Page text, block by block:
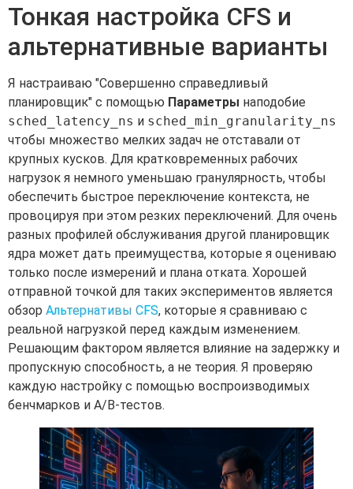
Тонкая настройка CFS и
альтернативные варианты
Я настраиваю "Совершенно справедливый
планировщик" с помощью Параметры наподобие
sched_latency_ns и sched_min_granularity_ns
чтобы множество мелких задач не отставали от
крупных кусков. Для кратковременных рабочих
нагрузок я немного уменьшаю гранулярность, чтобы
обеспечить быстрое переключение контекста, не
провоцируя при этом резких переключений. Для очень
разных профилей обслуживания другой планировщик
ядра может дать преимущества, которые я оцениваю
только после измерений и плана отката. Хорошей
отправной точкой для таких экспериментов является
обзор Альтернативы CFS, которые я сравниваю с
реальной нагрузкой перед каждым изменением.
Решающим фактором является влияние на задержку и
пропускную способность, а не теория. Я проверяю
каждую настройку с помощью воспроизводимых
бенчмарков и A/B-тестов.